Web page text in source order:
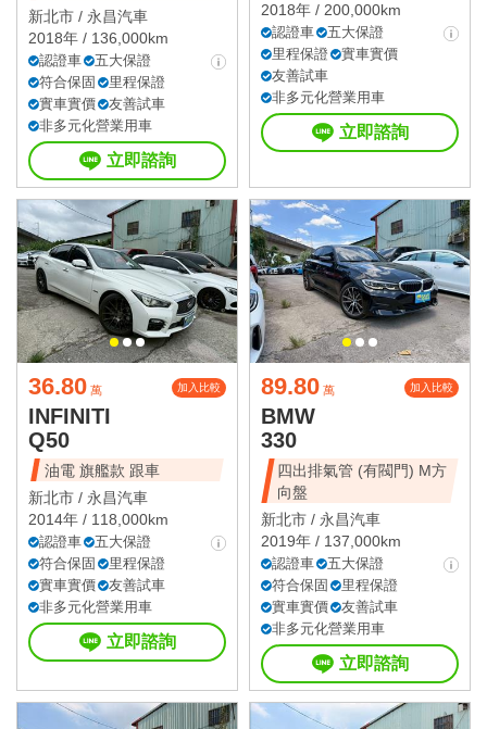
新北市 / 永昌汽車
2018年 / 136,000km
認證車
五大保證
符合保固
里程保證
實車實價
友善試車
非多元化營業用車
立即諮詢
2018年 / 200,000km
認證車
五大保證
里程保證
實車實價
友善試車
非多元化營業用車
立即諮詢
36.80 萬 加入比較
INFINITI
Q50
油電 旗艦款 跟車
新北市 / 永昌汽車
2014年 / 118,000km
認證車
五大保證
符合保固
里程保證
實車實價
友善試車
非多元化營業用車
立即諮詢
89.80 萬 加入比較
BMW
330
四出排氣管 (有閥門) M方
向盤
新北市 / 永昌汽車
2019年 / 137,000km
認證車
五大保證
符合保固
里程保證
實車實價
友善試車
非多元化營業用車
立即諮詢